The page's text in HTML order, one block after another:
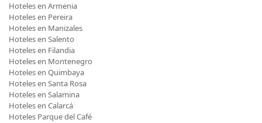
Hoteles en Armenia
Hoteles en Pereira
Hoteles en Manizales
Hoteles en Salento
Hoteles en Filandia
Hoteles en Montenegro
Hoteles en Quimbaya
Hoteles en Santa Rosa
Hoteles en Salamina
Hoteles en Calarcá
Hoteles Parque del Café